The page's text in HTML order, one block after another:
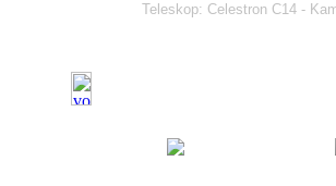
Teleskop: Celestron C14 -